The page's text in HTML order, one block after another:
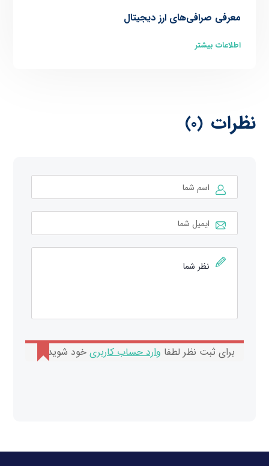
معرفی صرافی‌‌های ارز دیجیتال
اطلاعات بیشتر
نظرات (0)
برای ثبت نظر لطفا وارد حساب کاربری خود شوید.